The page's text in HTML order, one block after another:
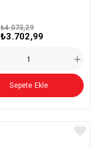
₺3.702,99
₺4.073,29
Sepete Ekle